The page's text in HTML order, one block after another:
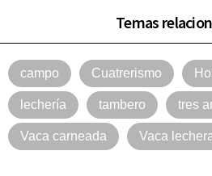
Temas
campo Cuatrerismo
lechería tambero tres
Vaca carneada Vaca